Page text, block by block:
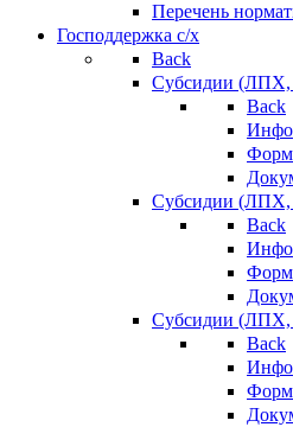
Перечень
Господдержка с/х
Back
Субсидии
Back
Субсидии
Back
Субсидии
Back